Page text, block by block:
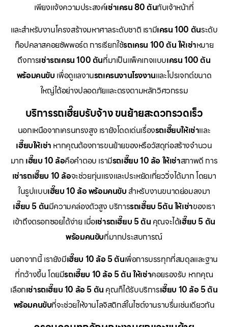
เพียงแจ้งความประสงค์เช่าเครน 80 ตันกับเจ้าหน้าที่
และสำหรับงานโครงสร้างมหาศาลระดับชาติ เรามีเครน 100 ตันระดับ
ท็อปคลาสคอยซัพพอร์ต การเรียกใช้รถเครน 100 ตัน ให้เช่าหมาย
ถึงการเช่ารถเครน 100 ตันที่มาเป็นแพ็คเกจแบบเครน 100 ตัน
พร้อมคนขับ เพื่อดูแลงานรถเครนงานโรงงานและโปรเจกต์ขนาด
ใหญ่ได้อย่างปลอดภัยและตรงตามหลักวิศวกรรม
บริการรถเฮี๊ยบรับจ้าง ขนย้ายสะดวกรวดเร็ว
นอกเหนือจากเครนทรงสูง เรายังโดดเด่นเรื่องรถเฮี๊ยบให้เช่าและ
เฮี๊ยบให้เช่า หากคุณต้องการขนย้ายของหรือวัสดุก่อสร้างจำนวน
มาก เฮี๊ยบ 10 ล้อคือคำตอบ เรามีรถเฮี๊ยบ 10 ล้อ ให้เช่าสภาพดี การ
เช่ารถเฮี๊ยบ 10 ล้อจะช่วยทุ่นแรงและประหยัดเที่ยววิ่งได้มาก โดยมา
ในรูปแบบเฮี๊ยบ 10 ล้อ พร้อมคนขับ สำหรับงานขนาดย่อมลงมา
เฮี๊ยบ 5 ตันมีความคล่องตัวสูง บริการรถเฮี๊ยบ 5ตัน ให้เช่าของเรา
เข้าถึงตรอกซอยได้ง่าย เมื่อเช่ารถเฮี๊ยบ 5 ตัน คุณจะได้เฮี๊ยบ 5 ตัน
พร้อมคนขับที่มากประสบการณ์
นอกจากนี้ เรายังมีเฮี๊ยบ 10 ล้อ 5 ตันเพื่อการบรรทุกที่สมดุลและฐาน
ที่กว้างขึ้น โดยมีรถเฮี๊ยบ 10 ล้อ 5 ตัน ให้เช่าคอยรองรับ หากคุณ
เลือกเช่ารถเฮี๊ยบ 10 ล้อ 5 ตัน คุณก็ได้รับบริการเฮี๊ยบ 10 ล้อ 5 ตัน
พร้อมคนขับที่จะช่วยให้งานโลจิสติกส์ในไซต์งานราบรื่นเช่นเดียวกัน